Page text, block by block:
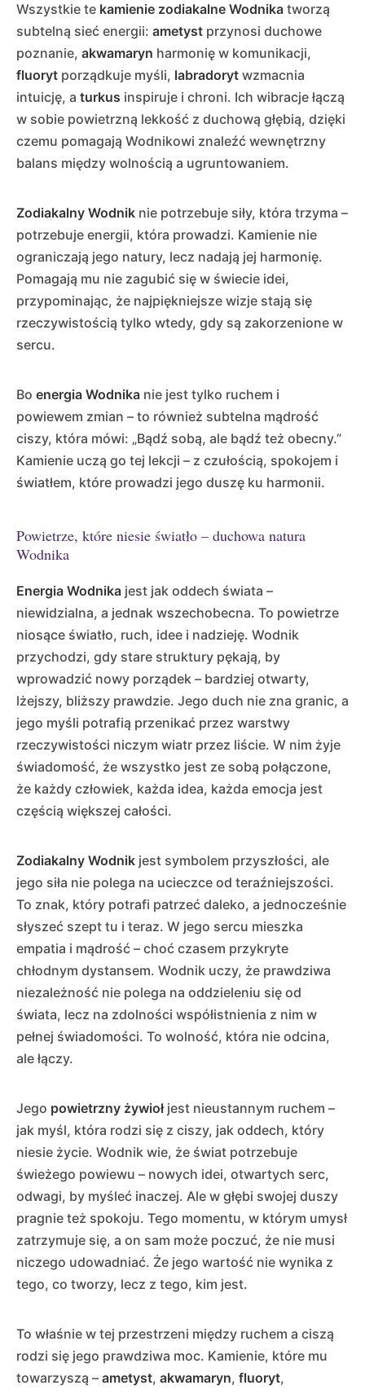
Wszystkie te kamienie zodiakalne Wodnika tworzą
subtelną sieć energii: ametyst przynosi duchowe
poznanie, akwamaryn harmonię w komunikacji,
fluoryt porządkuje myśli, labradoryt wzmacnia
intuicję, a turkus inspiruje i chroni. Ich wibracje łączą
w sobie powietrzną lekkość z duchową głębią, dzięki
czemu pomagają Wodnikowi znaleźć wewnętrzny
balans między wolnością a ugruntowaniem.
Zodiakalny Wodnik nie potrzebuje siły, która trzyma –
potrzebuje energii, która prowadzi. Kamienie nie
ograniczają jego natury, lecz nadają jej harmonię.
Pomagają mu nie zagubić się w świecie idei,
przypominając, że najpiękniejsze wizje stają się
rzeczywistością tylko wtedy, gdy są zakorzenione w
sercu.
Bo energia Wodnika nie jest tylko ruchem i
powiewem zmian – to również subtelna mądrość
ciszy, która mówi: „Bądź sobą, ale bądź też obecny.”
Kamienie uczą go tej lekcji – z czułością, spokojem i
światłem, które prowadzi jego duszę ku harmonii.
Powietrze, które niesie światło – duchowa natura
Wodnika
Energia Wodnika jest jak oddech świata –
niewidzialna, a jednak wszechobecna. To powietrze
niosące światło, ruch, idee i nadzieję. Wodnik
przychodzi, gdy stare struktury pękają, by
wprowadzić nowy porządek – bardziej otwarty,
lżejszy, bliższy prawdzie. Jego duch nie zna granic, a
jego myśli potrafią przenikać przez warstwy
rzeczywistości niczym wiatr przez liście. W nim żyje
świadomość, że wszystko jest ze sobą połączone,
że każdy człowiek, każda idea, każda emocja jest
częścią większej całości.
Zodiakalny Wodnik jest symbolem przyszłości, ale
jego siła nie polega na ucieczce od teraźniejszości.
To znak, który potrafi patrzeć daleko, a jednocześnie
słyszeć szept tu i teraz. W jego sercu mieszka
empatia i mądrość – choć czasem przykryte
chłodnym dystansem. Wodnik uczy, że prawdziwa
niezależność nie polega na oddzieleniu się od
świata, lecz na zdolności współistnienia z nim w
pełnej świadomości. To wolność, która nie odcina,
ale łączy.
Jego powietrzny żywiołjest nieustannym ruchem –
jak myśl, która rodzi się z ciszy, jak oddech, który
niesie życie. Wodnik wie, że świat potrzebuje
świeżego powiewu – nowych idei, otwartych serc,
odwagi, by myśleć inaczej. Ale w głębi swojej duszy
pragnie też spokoju. Tego momentu, w którym umysł
zatrzymuje się, a on sam może poczuć, że nie musi
niczego udowadniać. Że jego wartość nie wynika z
tego, co tworzy, lecz z tego, kim jest.
To właśnie w tej przestrzeni między ruchem a ciszą
rodzi się jego prawdziwa moc. Kamienie, które mu
towarzyszą – ametyst, akwamaryn, fluoryt,